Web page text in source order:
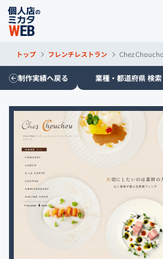
トップ フレンチレストラン Chez
制作実績へ戻る 業種・都道府県 検索